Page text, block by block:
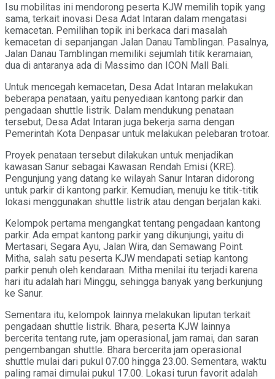
Isu mobilitas ini mendorong peserta KJW memilih topik yang
sama, terkait inovasi Desa Adat Intaran dalam mengatasi
kemacetan. Pemilihan topik ini berkaca dari masalah
kemacetan di sepanjangan Jalan Danau Tamblingan. Pasalnya,
Jalan Danau Tamblingan memiliki sejumlah titik keramaian,
dua di antaranya ada di Massimo dan ICON Mall Bali.
Untuk mencegah kemacetan, Desa Adat Intaran melakukan
beberapa penataan, yaitu penyediaan kantong parkir dan
pengadaan shuttle listrik. Dalam mendukung penataan
tersebut, Desa Adat Intaran juga bekerja sama dengan
Pemerintah Kota Denpasar untuk melakukan pelebaran trotoar.
Proyek penataan tersebut dilakukan untuk menjadikan
kawasan Sanur sebagai Kawasan Rendah Emisi (KRE).
Pengunjung yang datang ke wilayah Sanur Intaran didorong
untuk parkir di kantong parkir. Kemudian, menuju ke titik-titik
lokasi menggunakan shuttle listrik atau dengan berjalan kaki.
Kelompok pertama mengangkat tentang pengadaan kantong
parkir. Ada empat kantong parkir yang dikunjungi, yaitu di
Mertasari, Segara Ayu, Jalan Wira, dan Semawang Point.
Mitha, salah satu peserta KJW mendapati setiap kantong
parkir penuh oleh kendaraan. Mitha menilai itu terjadi karena
hari itu adalah hari Minggu, sehingga banyak yang berkunjung
ke Sanur.
Sementara itu, kelompok lainnya melakukan liputan terkait
pengadaan shuttle listrik. Bhara, peserta KJW lainnya
bercerita tentang rute, jam operasional, jam ramai, dan saran
pengembangan shuttle. Bhara bercerita jam operasional
shuttle mulai dari pukul 07.00 hingga 23.00. Sementara, waktu
paling ramai dimulai pukul 17.00. Lokasi turun favorit adalah